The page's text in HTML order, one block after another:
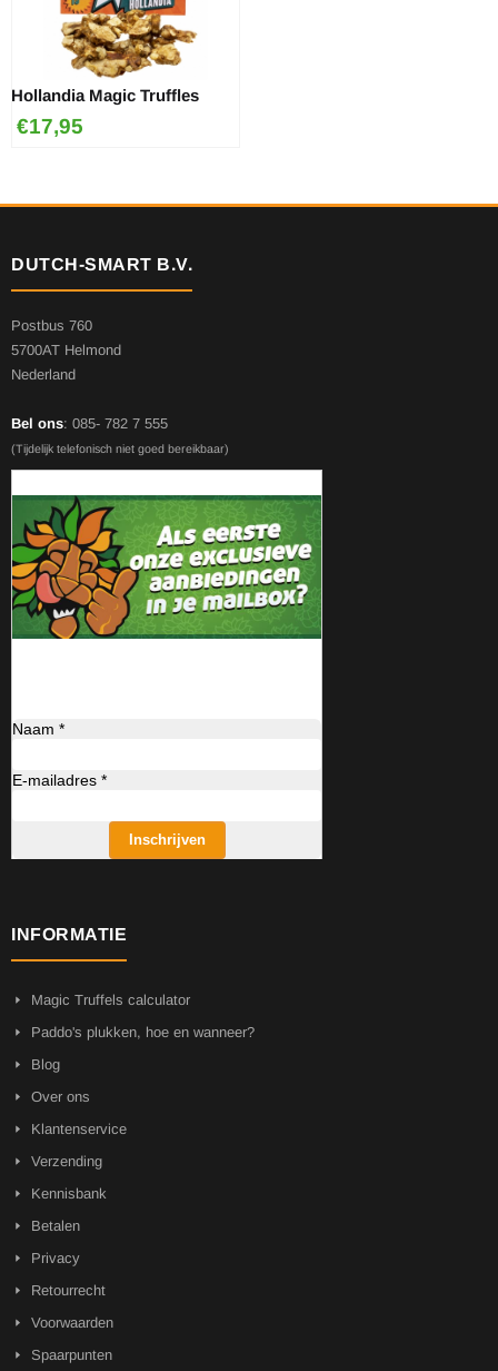
Hollandia Magic Truffles
€17,95
DUTCH-SMART B.V.
Postbus 760
5700AT Helmond
Nederland
Bel ons: 085- 782 7 555
(Tijdelijk telefonisch niet goed bereikbaar)
Naam *
E-mailadres *
Inschrijven
INFORMATIE
Magic Truffels calculator
Paddo's plukken, hoe en wanneer?
Blog
Over ons
Klantenservice
Verzending
Kennisbank
Betalen
Privacy
Retourrecht
Voorwaarden
Spaarpunten